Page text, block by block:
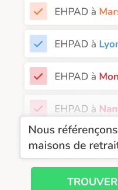
EHPAD Royan
EHPAD Toulouse
EHPAD Tours
EHPAD Troyes
Recherche par ville